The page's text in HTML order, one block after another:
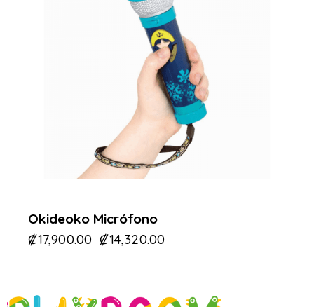
Okideoko Micrófono
₡17,900.00 ₡14,320.00